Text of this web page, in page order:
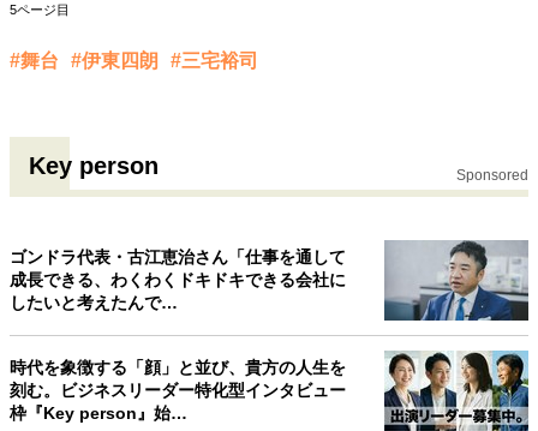
5ページ目
#舞台 #伊東四朗 #三宅裕司
Key person Sponsored
ゴンドラ代表・古江恵治さん「仕事を通して
成長できる、わくわくドキドキできる会社に
したいと考えたんで…
時代を象徴する「顔」と並び、貴方の人生を
刻む。ビジネスリーダー特化型インタビュー
枠『Key person』始…